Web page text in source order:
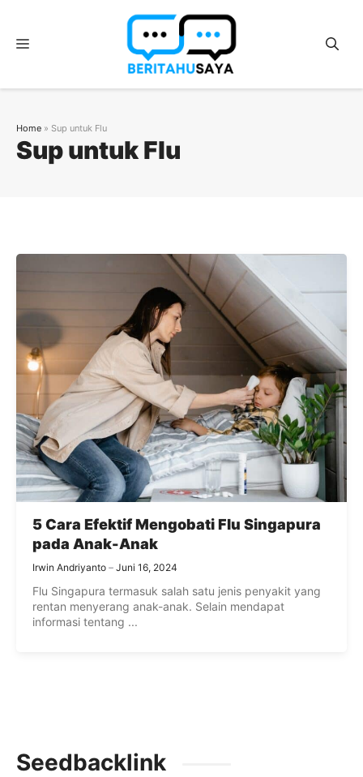
Menu
Sup untuk Flu
Home » Sup untuk Flu
5 Cara Efektif Mengobati Flu Singapura
pada Anak-Anak
Irwin Andriyanto Juni 16, 2024
Flu Singapura termasuk salah satu jenis penyakit yang
rentan menyerang anak-anak. Selain mendapat
informasi tentang ...
Seedbacklink